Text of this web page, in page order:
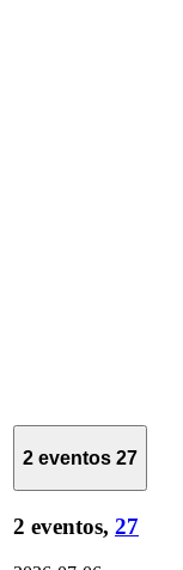
2 eventos 27
2 eventos, 27